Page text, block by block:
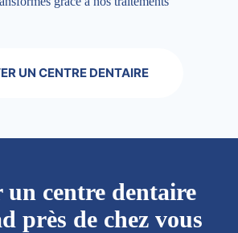
UN CENTRE DENTAIRE
un centre dentaire
près de chez vous